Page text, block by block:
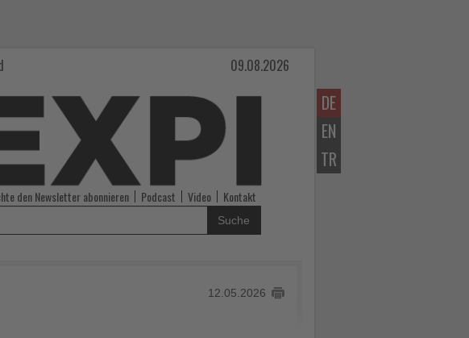
DE
EN
TR
09.08.2026
den Newsletter abonnieren Podcast Video Kontakt
Suche
12.05.2026